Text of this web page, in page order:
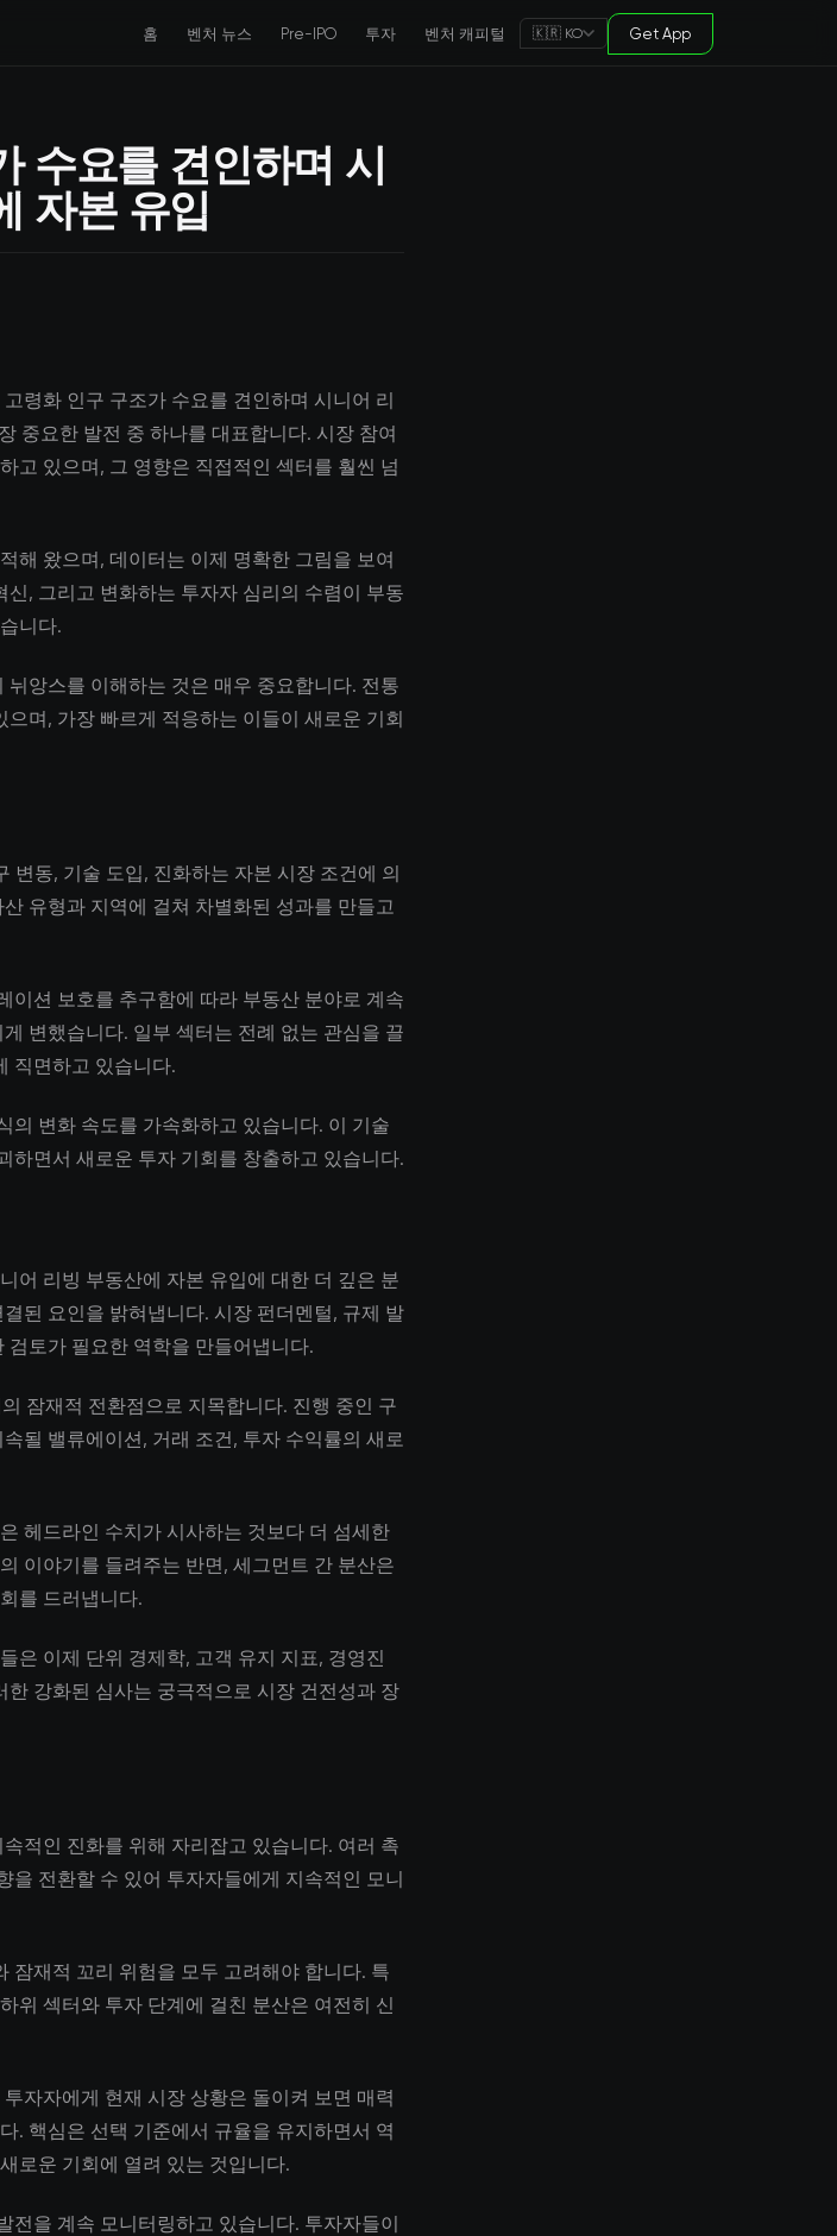
홈 벤처 뉴스 Pre-IPO 투자 벤처 캐피털 🇰🇷 KO Get App
수요를 견인하며 시
자본 유입
령화 인구 구조가 수요를 견인하며 시니어 리
중요한 발전 중 하나를 대표합니다. 시장 참여
고 있으며, 그 영향은 직접적인 섹터를 훨씬 넘
해 왔으며, 데이터는 이제 명확한 그림을 보여
, 그리고 변화하는 투자자 심리의 수렴이 부동
니다.
앙스를 이해하는 것은 매우 중요합니다. 전통
며, 가장 빠르게 적응하는 이들이 새로운 기회
동, 기술 도입, 진화하는 자본 시장 조건에 의
유형과 지역에 걸쳐 차별화된 성과를 만들고
이션 보호를 추구함에 따라 부동산 분야로 계속
변했습니다. 일부 섹터는 전례 없는 관심을 끌
직면하고 있습니다.
의 변화 속도를 가속화하고 있습니다. 이 기술
하면서 새로운 투자 기회를 창출하고 있습니다.
어 리빙 부동산에 자본 유입에 대한 더 깊은 분
된 요인을 밝혀냅니다. 시장 펀더멘털, 규제 발
토가 필요한 역학을 만들어냅니다.
잠재적 전환점으로 지목합니다. 진행 중인 구
될 밸류에이션, 거래 조건, 투자 수익률의 새로
헤드라인 수치가 시사하는 것보다 더 섬세한
이야기를 들려주는 반면, 세그먼트 간 분산은
를 드러냅니다.
은 이제 단위 경제학, 고객 유지 지표, 경영진
강화된 심사는 궁극적으로 시장 건전성과 장
적인 진화를 위해 자리잡고 있습니다. 여러 촉
을 전환할 수 있어 투자자들에게 지속적인 모니
잠재적 꼬리 위험을 모두 고려해야 합니다. 특
위 섹터와 투자 단계에 걸친 분산은 여전히 신
자자에게 현재 시장 상황은 돌이켜 보면 매력
. 핵심은 선택 기준에서 규율을 유지하면서 역
로운 기회에 열려 있는 것입니다.
전을 계속 모니터링하고 있습니다. 투자자들이